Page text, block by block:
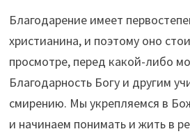
Благодарение имеет
христианина, и поэтому оно
просмотре, перед какой-либо
Благодарность Богу и другим
смирению. Мы укрепляемся в
и начинаем понимать и жить в